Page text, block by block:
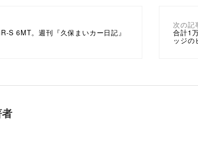
S 6MT。週刊『久保まいカー日記』
次の記
合計1
ッジ